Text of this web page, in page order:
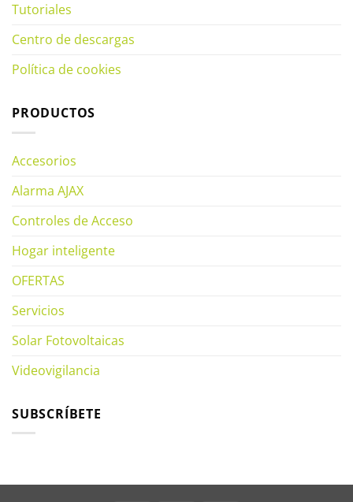
Tutoriales
Centro de descargas
Política de cookies
PRODUCTOS
Accesorios
Alarma AJAX
Controles de Acceso
Hogar inteligente
OFERTAS
Servicios
Solar Fotovoltaicas
Videovigilancia
SUBSCRÍBETE